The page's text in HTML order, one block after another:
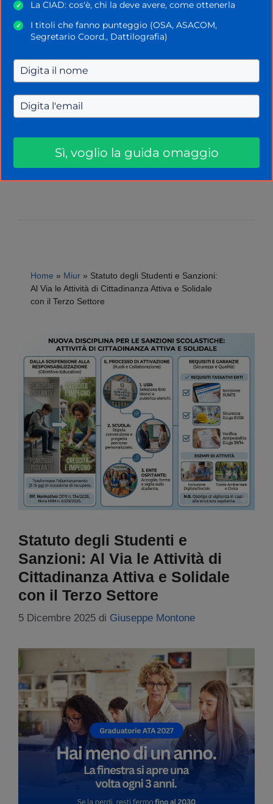
Rosalia Cimino
Home » Miur » Statuto degli Studenti e Sanzioni:
Al Via le Attività di Cittadinanza Attiva e Solidale
con il Terzo Settore
Statuto degli Studenti e
Sanzioni: Al Via le Attività di
Cittadinanza Attiva e Solidale
con il Terzo Settore
5 Dicembre 2025 di Giuseppe Montone
✓ La CIAD: cos'è, chi la deve avere, come ottenerla
✓
I titoli che fanno punteggio (OSA, ASACOM,
Segretario Coord., Dattilografia)
Sì, voglio la guida omaggio